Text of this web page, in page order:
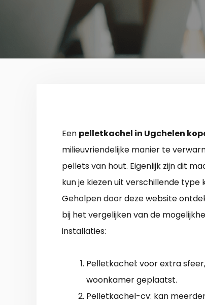
Een pelletkachel in Ugchelen
milieuvriendelijke manier te
pellets van hout. Eigenlijk zijn dit
kun je kiezen uit verschillende
Geholpen door deze website
bij het vergelijken van de
installaties:
Pelletkachel: voor extra
woonkamer geplaatst.
Pelletkachel-cv: kan